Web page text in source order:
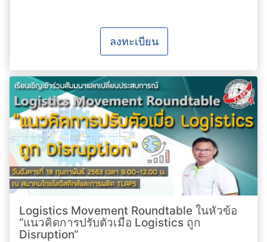
ลงทะเบียน
Logistics Movement Roundtable ในหัวข้อ
“แนวคิดการปรับตัวเมื่อ Logistics ถูก
Disruption“